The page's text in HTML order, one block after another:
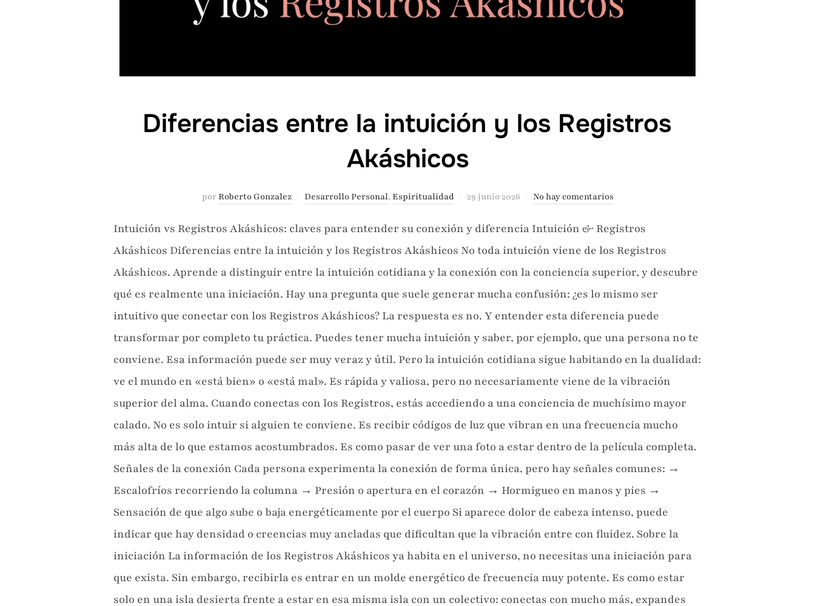
Diferencias entre la intuición y los Registros
Akáshicos
porRoberto Gonzalez Desarrollo Personal, Espiritualidad
Publicado
29 junio 2026 No hay comentarios
Intuición vs Registros Akáshicos: claves para entender su conexión y diferencia Intuición & Registros
Akáshicos Diferencias entre la intuición y los Registros Akáshicos No toda intuición viene de los Registros
Akáshicos. Aprende a distinguir entre la intuición cotidiana y la conexión con la conciencia superior, y descubre
qué es realmente una iniciación. Hay una pregunta que suele generar mucha confusión: ¿es lo mismo ser
intuitivo que conectar con los Registros Akáshicos? La respuesta es no. Y entender esta diferencia puede
transformar por completo tu práctica. Puedes tener mucha intuición y saber, por ejemplo, que una persona no te
conviene. Esa información puede ser muy veraz y útil. Pero la intuición cotidiana sigue habitando en la dualidad:
ve el mundo en «está bien» o «está mal». Es rápida y valiosa, pero no necesariamente viene de la vibración
superior del alma. Cuando conectas con los Registros, estás accediendo a una conciencia de muchísimo mayor
calado. No es solo intuir si alguien te conviene. Es recibir códigos de luz que vibran en una frecuencia mucho
más alta de lo que estamos acostumbrados. Es como pasar de ver una foto a estar dentro de la película completa.
Señales de la conexión Cada persona experimenta la conexión de forma única, pero hay señales comunes: →
Escalofríos recorriendo la columna → Presión o apertura en el corazón → Hormigueo en manos y pies →
Sensación de que algo sube o baja energéticamente por el cuerpo Si aparece dolor de cabeza intenso, puede
indicar que hay densidad o creencias muy ancladas que dificultan que la vibración entre con fluidez. Sobre la
iniciación La información de los Registros Akáshicos ya habita en el universo, no necesitas una iniciación para
que exista. Sin embargo, recibirla es entrar en un molde energético de frecuencia muy potente. Es como estar
solo en una isla desierta frente a estar en esa misma isla con un colectivo: conectas con mucho más, expandes